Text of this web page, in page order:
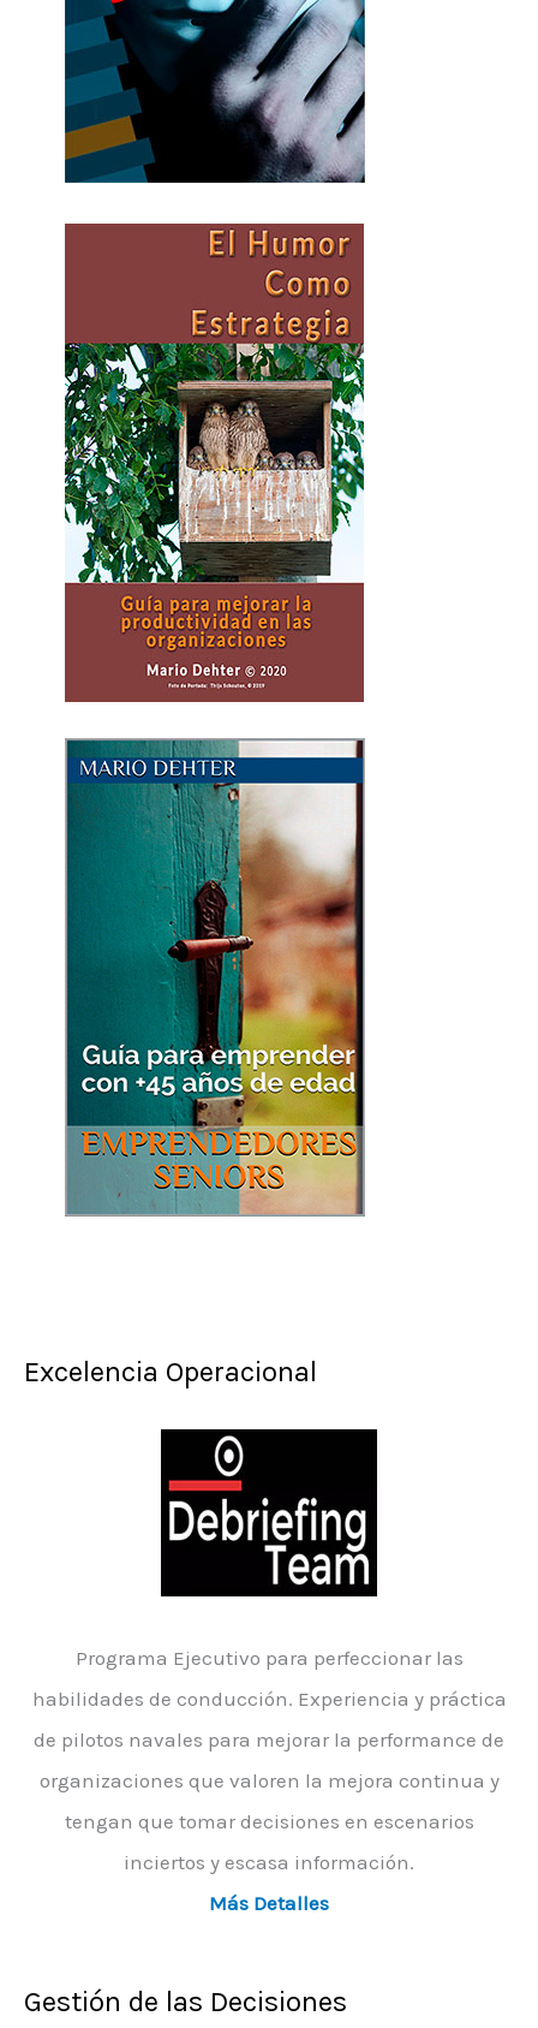
Excelencia Operacional
Programa Ejecutivo para perfeccionar las
habilidades de conducción. Experiencia y práctica
de pilotos navales para mejorar la performance de
organizaciones que valoren la mejora continua y
tengan que tomar decisiones en escenarios
inciertos y escasa información.
Más Detalles
Gestión de las Decisiones